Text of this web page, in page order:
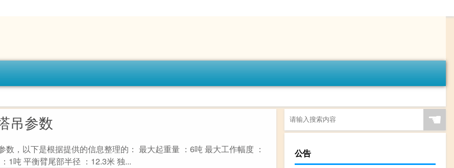
吊参数
数，以下是根据提供的信息整理的： 最大起重量 ：6吨 最大工作幅度 ：
1吨 平衡臂尾部半径 ：12.3米 独...
☚
公告